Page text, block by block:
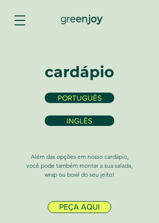
cardápio
PORTUGUÊS
INGLÊS
Além das opções em nosso cardápio,
você pode também montar a sua salada,
wrap ou bowl do seu jeito!
PEÇA AQUI